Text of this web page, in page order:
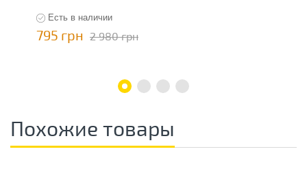
Есть в наличии
795 грн 2 980 грн
Похожие товары